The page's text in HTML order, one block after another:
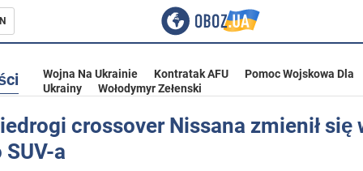
Wojna Na Ukrainie Kontratak AFU
Pomoc Wojskowa Dla
Ukrainy
Wołodymyr Zełenski
crossover Nissana zmienił się
a